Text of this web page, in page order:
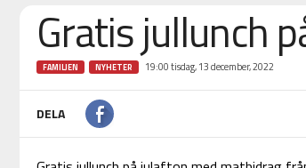
Gratis jullunch
FAMILJEN NYHETER 19:00 tisdag, 13 december, 2022
DELA